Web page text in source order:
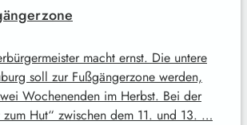
macht ernst. Die untere
soll zur Fußgängerzone werden,
Wochenenden im Herbst. Bei der
zum Hut“ zwischen dem 11. und 13. …